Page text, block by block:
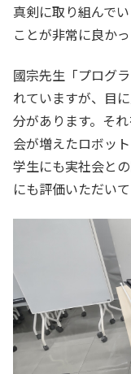
真剣に取り組んで
ことが非常に良か
國宗先生「プログ
れていますが、目
分があります。そ
会が増えたロボッ
学生にも実社会と
にも評価いただい